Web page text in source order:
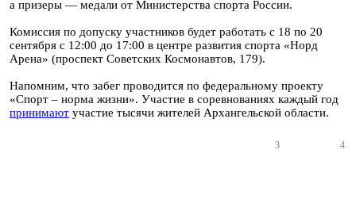
а призеры — медали от Министерства спорта России.
Комиссия по допуску участников будет работать с 18 по 20
сентября с 12:00 до 17:00 в центре развития спорта «Норд
Арена» (проспект Советских Космонавтов, 179).
Напомним, что забег проводится по федеральному проекту
«Спорт – норма жизни». Участие в соревнованиях каждый год
принимают участие тысячи жителей Архангельской области.
3 4